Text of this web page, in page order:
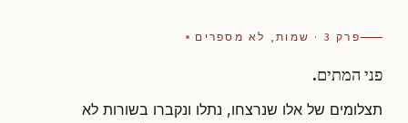
פרק 3 · שמות, לא מספרים
פני המתים.
תצלומים של אלו שנרצחו, נתלו ונקברו בשורות לא